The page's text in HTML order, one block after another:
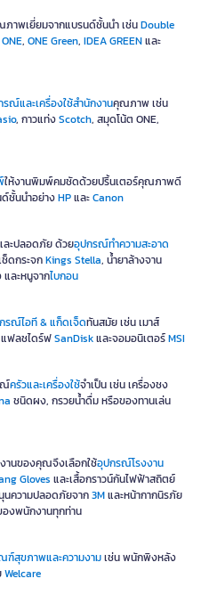
อย่างไร?
บให้พ้นความชื้น หลีกเลี่ยงการตัดวัสดุ
ให้ปลอดภัยเมื่อไม่ได้ใช้งาน
คุณภาพของแท้ที่
เราได้คัดสรรผลิตภัณฑ์จาก
ห้เลือกสรรอย่างครบครัน ตอบโจทย์
ารทำงานใน Home Office และการ
เร็วครอบคลุมทั่วประเทศ พร้อม
และสำหรับลูกค้าองค์กร (B2B) สั่ง
อนไขที่กำหนด ท่านสามารถติดตาม
กิจแบบครบวงจร (One-Stop
วามสะดวกสบายด้วยสินค้าของแท้
ช้สำนักงาน, ไอทีและแก็ดเจ็ต,
ปกรณ์โรงงานและสินค้าไลฟ์สไตล์
วดเร็วที่ธุรกิจไว้วางใจ
าพเยี่ยมจากแบรนด์ชั้นนำ เช่นDouble
ONE, ONE Green, IDEA GREENและ
ณ์และเครื่องใช้สำนักงานคุณภาพ เช่น
, กาวแท่งScotch, สมุดโน้ต ONE,
ให้งานพิมพ์คมชัดด้วยปริ้นเตอร์คุณภาพดี
ชั้นนำอย่างHPและCanon
ละปลอดภัย ด้วยอุปกรณ์ทำความสะอาด
ช็ดกระจกKings Stella, น้ำยาล้างจาน
ละหนูจากไบกอน
รณ์ไอที & แก็ดเจ็ดทันสมัย เช่น เมาส์
ฟลชไดร์ฟSanDiskและจอมอนิเตอร์MSI
ณ์ครัวและเครื่องใช้จำเป็น เช่น เครื่องชง
ชนิดผง, กรวยน้ำดื่ม หรือของทานเล่น
านของคุณจึงเลือกใช้อุปกรณ์โรงงาน
Gloves และเสื้อกราวน์กันไฟฟ้าสถิตย์
ความปลอดภัยจาก3Mและหน้ากากนิรภัย
องพนักงานทุกท่าน
สุขภาพและความงามเช่น พนักพิงหลัง
Welcare